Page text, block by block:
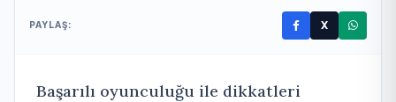
PAYLAŞ: X
Başarılı oyunculuğu ile dikkatleri